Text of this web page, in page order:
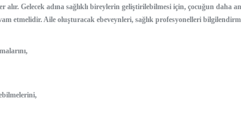
alır. Gelecek adına sağlıklı bireylerin geliştirilebilmesi için, çocuğun
etmelidir. Aile oluşturacak ebeveynleri, sağlık profesyonelleri